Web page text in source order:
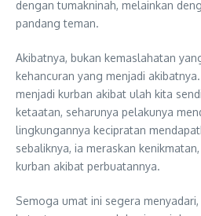
dengan tumakninah, melainkan
pandang teman.
Akibatnya, bukan kemaslahatan
kehancuran yang menjadi
menjadi kurban akibat ulah kita
ketaatan, seharunya pelakunya
lingkungannya kecipratan
sebaliknya, ia meraskan
kurban akibat perbuatannya.
Semoga umat ini segera